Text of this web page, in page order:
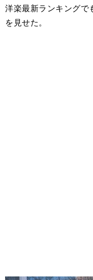
洋楽最新ランキングで
を見せた。